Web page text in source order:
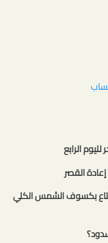
لليوم الرابع
القصر
بكسوف الشمس الكلي